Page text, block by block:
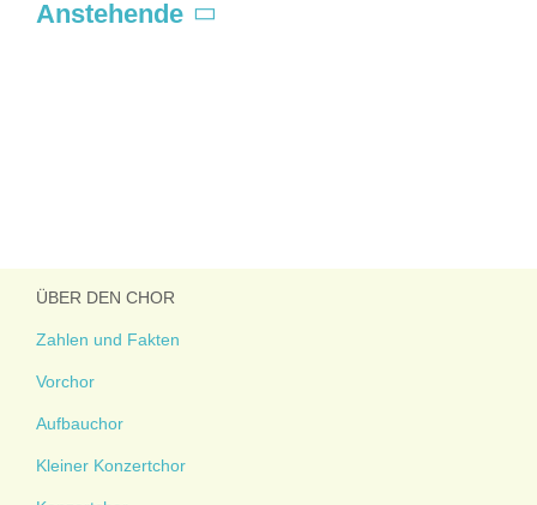
Anstehende
ÜBER DEN CHOR
Zahlen und Fakten
Vorchor
Aufbauchor
Kleiner Konzertchor